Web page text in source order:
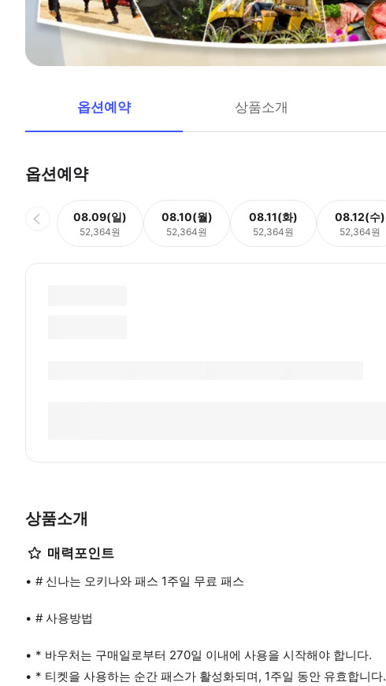
옵션예약 상품소개
옵션예약
08.09(일)
52,364원
08.10(월)
52,364원
08.11(화)
52,364원
08.12(수)
52,364원
상품소개
매력포인트
# 신나는 오키나와 패스 1주일 무료 패스
# 사용방법
* 바우처는 구매일로부터 270일 이내에 사용을 시작해야 합니다.
* 티켓을 사용하는 순간 패스가 활성화되며, 1주일 동안 유효합니다.